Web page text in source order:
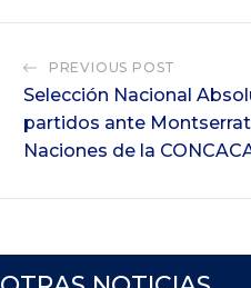
PREVIOUS POST
Selección Nacional
partidos ante
Naciones de la